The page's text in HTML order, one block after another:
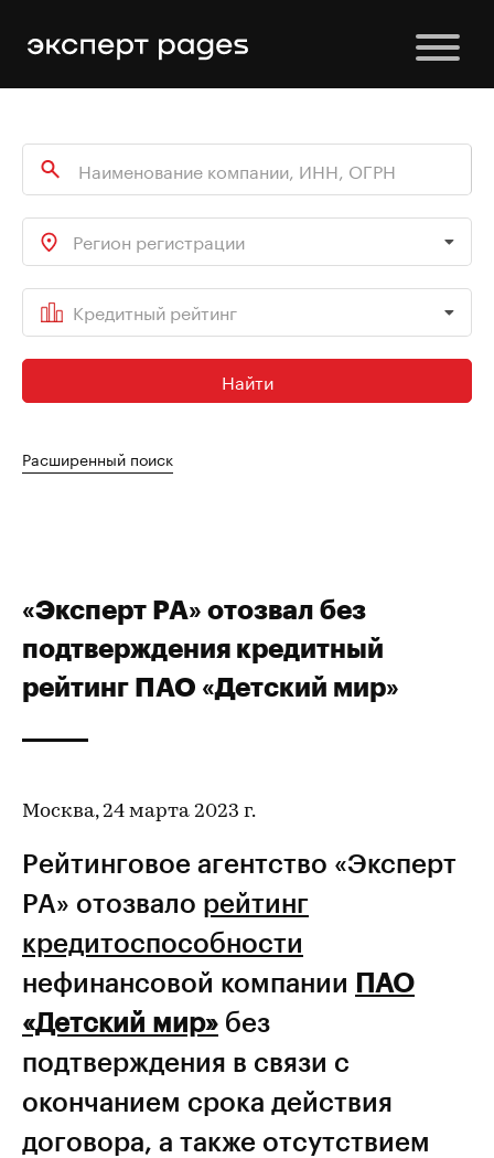
Регион регистрации
Кредитный рейтинг
Найти
Расширенный поиск
«Эксперт РА» отозвал без
подтверждения кредитный
рейтинг ПАО «Детский мир»
Москва, 24 марта 2023 г.
Рейтинговое агентство «Эксперт
РА» отозвало рейтинг
кредитоспособности
нефинансовой компании ПАО
«Детский мир» без
подтверждения в связи с
окончанием срока действия
договора, а также отсутствием